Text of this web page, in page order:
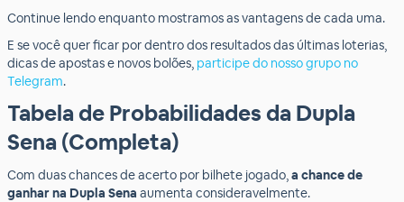
Continue lendo enquanto mostramos as vantagens de cada uma.
E se você quer ficar por dentro dos resultados das últimas loterias,
dicas de apostas e novos bolões, participe do nosso grupo no
Telegram.
Tabela de Probabilidades da Dupla
Sena (Completa)
Com duas chances de acerto por bilhete jogado,a chance de
ganhar na Dupla Sena aumenta consideravelmente.